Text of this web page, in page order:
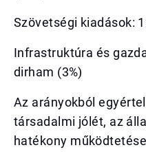
Szövetségi kiadások:
Infrastruktúra és
dirham (3%)
Az arányokból
társadalmi jólét, az
hatékony